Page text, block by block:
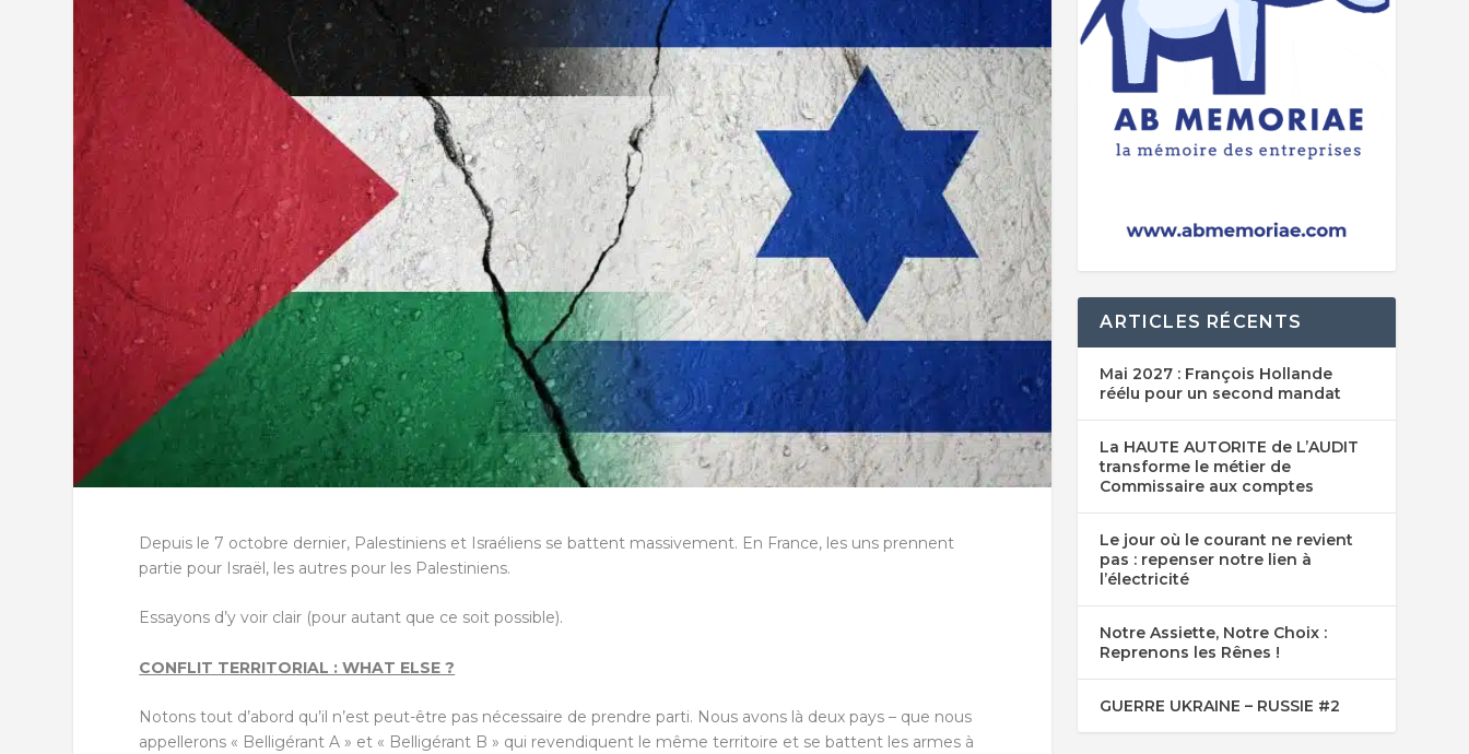
Depuis le 7 octobre dernier, Palestiniens et Israéliens se battent massivement. En France, les uns prennent
partie pour Israël, les autres pour les Palestiniens.
Essayons d’y voir clair (pour autant que ce soit possible).
CONFLIT TERRITORIAL : WHAT ELSE ?
Notons tout d’abord qu’il n’est peut-être pas nécessaire de prendre parti. Nous avons là deux pays – que nous
appellerons « Belligérant A » et « Belligérant B » qui revendiquent le même territoire et se battent les armes à
ARTICLES RÉCENTS
Mai 2027 : François Hollande
réélu pour un second mandat
La HAUTE AUTORITE de L’AUDIT
transforme le métier de
Commissaire aux comptes
Le jour où le courant ne revient
pas : repenser notre lien à
l’électricité
Notre Assiette, Notre Choix :
Reprenons les Rênes !
GUERRE UKRAINE – RUSSIE #2